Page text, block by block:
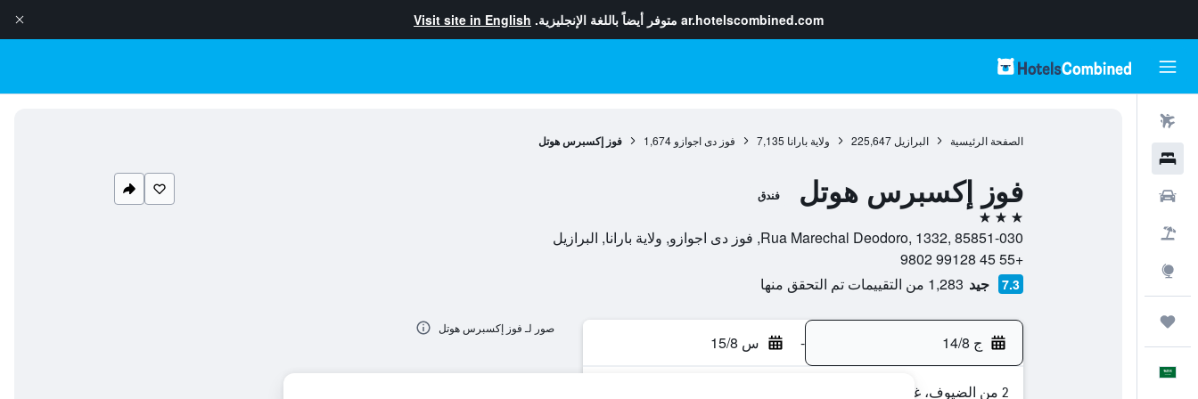
ar.hotelscombined.com متوفر أيضاً باللغة الإنجليزية. Visit site in English
الصفحة الرئيسية البرازيل 225,647 ولاية بارانا 7,135 فوز دى اجوازو 1,674 فوز إكسبرس هوتل
فوز إكسبرس هوتل فندق
3 نجوم
Rua Marechal Deodoro, 1332, 85851-030, فوز دى اجوازو, ولاية بارانا, البرازيل
+55 45 99128 9802
7.3 جيد 1,283 من التقييمات تم التحقق منها
ج 14/8 - س 15/8
2 من الضيوف، غرفة واحدة
صور لـ فوز إكسبرس هوتل